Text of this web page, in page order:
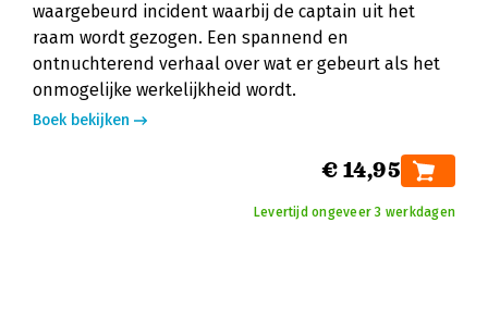
waargebeurd incident waarbij de captain uit het
raam wordt gezogen. Een spannend en
ontnuchterend verhaal over wat er gebeurt als het
onmogelijke werkelijkheid wordt.
Boek bekijken
€ 14,95
Levertijd ongeveer 3 werkdagen